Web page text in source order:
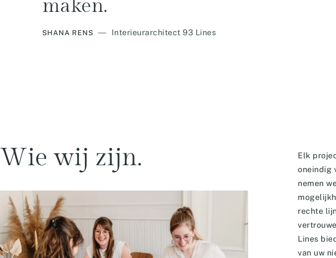
maken.
SHANA RENS Interieurarchitect 93 Lines
Wie wij zijn.
Elk
oneindig
nemen
rechte
Lines
van uw